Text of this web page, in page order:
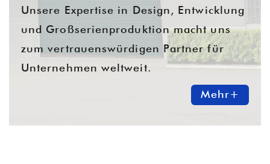
Unsere Expertise in Design, Entwicklung
und Großserienproduktion macht uns
zum vertrauenswürdigen Partner für
Unternehmen weltweit.
Mehr+